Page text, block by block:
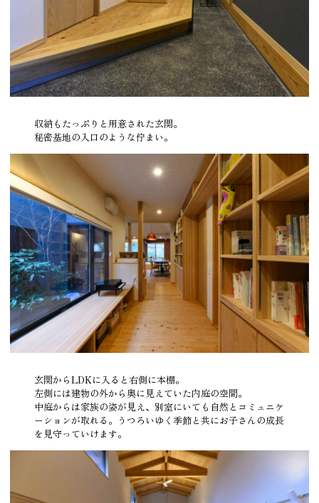
収納もたっぷりと用意された玄関。
秘密基地の入口のような佇まい。
玄関からLDKに入ると右側に本棚。
左側には建物の外から奥に見えていた内庭の空間。
中庭からは家族の姿が見え、別室にいても自然とコミュニケ
ーションが取れる。うつろいゆく季節と共にお子さんの成長
を見守っていけます。